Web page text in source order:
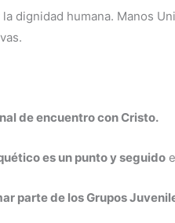
dignidad humana. Manos
de encuentro con Cristo.
es un punto y seguido
parte de los Grupos